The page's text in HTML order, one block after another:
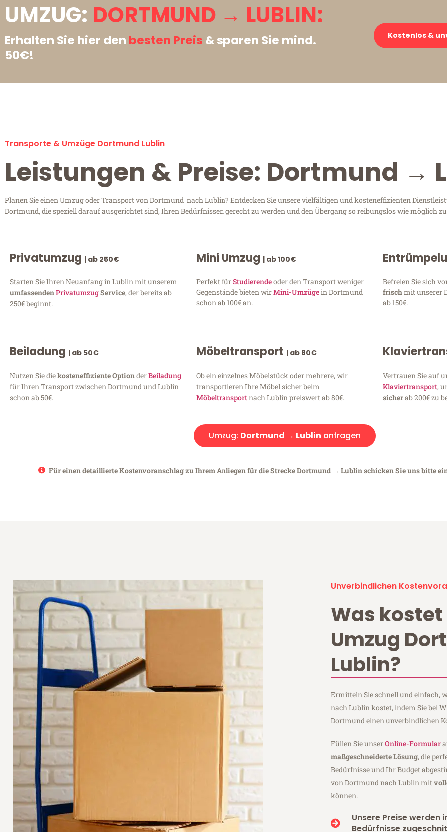
UMZUG: DORTMUND → LUBLIN:
Erhalten Sie hier den besten Preis & sparen Sie mind.
50€!
Kostenlos &
Transporte & Umzüge Dortmund Lublin
Leistungen & Preise: Dortmund →
Planen Sie einen Umzug oder Transport von Dortmund nach Lublin? Entdecken Sie unsere vielfältigen und kosteneffizienten
Dortmund, die speziell darauf ausgerichtet sind, Ihren Bedürfnissen gerecht zu werden und den Übergang so reibungslos wie möglich
Privatumzug | ab 250€
Starten Sie Ihren Neuanfang in Lublin mit unserem
umfassendenPrivatumzugService, der bereits ab
250€ beginnt.
Mini Umzug | ab 100€
Perfekt fürStudierendeoder den Transport weniger
Gegenstände bieten wirMini-Umzügein Dortmund
schon ab 100€ an.
Befreien Sie sich
frischmit unserer
ab 150€.
Beiladung | ab 50€
Nutzen Sie diekosteneffiziente OptionderBeiladung
für Ihren Transport zwischen Dortmund und Lublin
schon ab 50€.
Möbeltransport | ab 80€
Ob ein einzelnes Möbelstück oder mehrere, wir
transportieren Ihre Möbel sicher beim
Möbeltransportnach Lublin preiswert ab 80€.
Vertrauen Sie auf
Klaviertransport,
sicherab 200€ zu
Umzug: Dortmund → Lublin anfragen
Für einen detaillierte Kostenvoranschlag zu Ihrem Anliegen für die Strecke Dortmund → Lublin schicken Sie uns bitte
Unverbindlichen
Was kostet
Umzug
Lublin?
Ermitteln Sie schnell und einfach,
nach Lublin kostet, indem Sie bei
Dortmund einen unverbindlichen
Füllen Sie unserOnline-Formular
maßgeschneiderte Lösung, die
Bedürfnisse und Ihr Budget
von Dortmund nach Lublin mit
können.
Unsere Preise werden
Bedürfnisse